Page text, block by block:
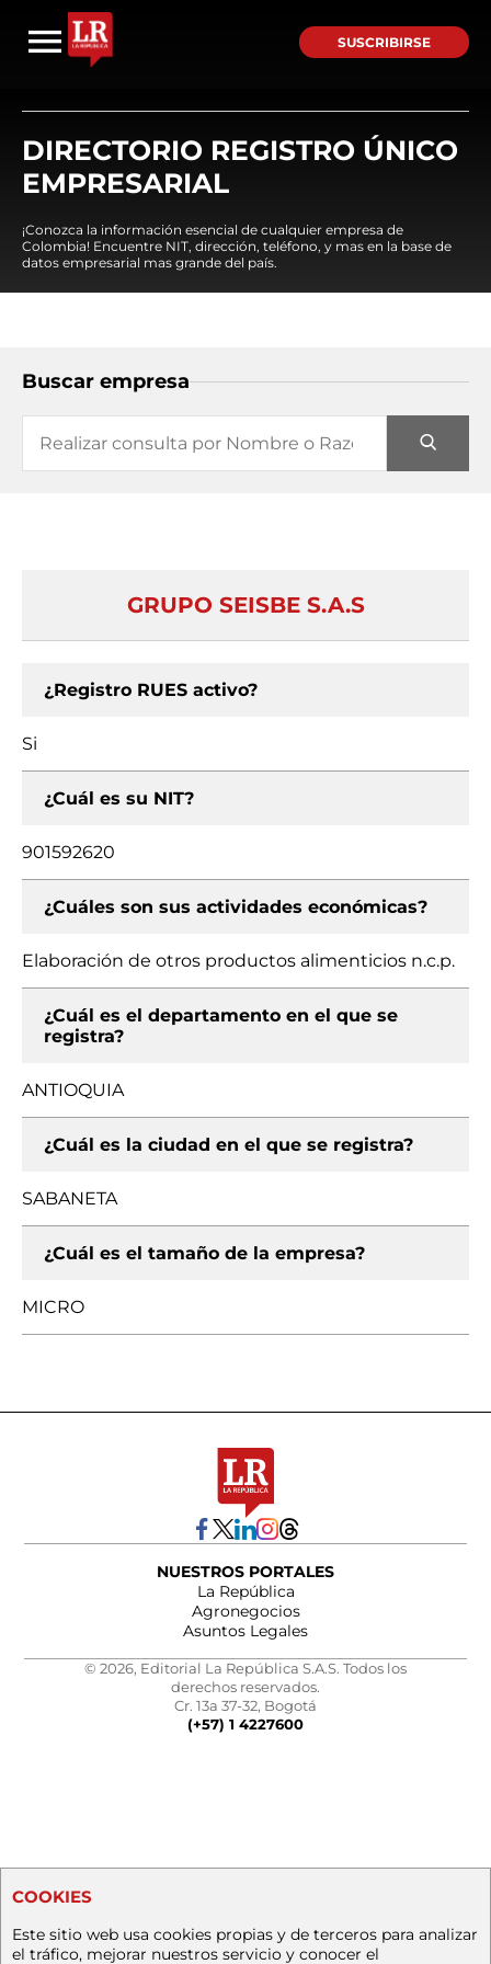
SUSCRIBIRSE
DIRECTORIO REGISTRO ÚNICO
EMPRESARIAL
¡Conozca la información esencial de cualquier empresa de
Colombia! Encuentre NIT, dirección, teléfono, y mas en la base de
datos empresarial mas grande del país.
Buscar empresa
GRUPO SEISBE S.A.S
¿Registro RUES activo?
Si
¿Cuál es su NIT?
901592620
¿Cuáles son sus actividades económicas?
Elaboración de otros productos alimenticios n.c.p.
¿Cuál es el departamento en el que se
registra?
ANTIOQUIA
¿Cuál es la ciudad en el que se registra?
SABANETA
¿Cuál es el tamaño de la empresa?
MICRO
NUESTROS PORTALES
La República
Agronegocios
Asuntos Legales
© 2026, Editorial La República S.A.S. Todos los
derechos reservados.
Cr. 13a 37-32, Bogotá
(+57) 1 4227600
COOKIES
Este sitio web usa cookies propias y de terceros para analizar
el tráfico, mejorar nuestros servicio y conocer el